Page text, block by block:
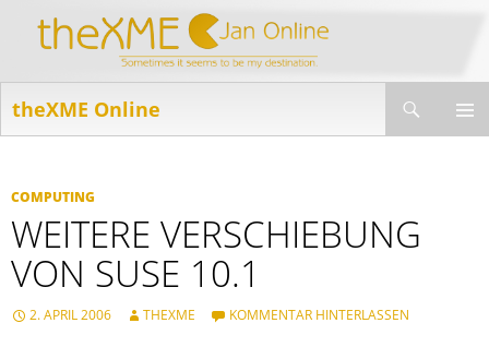
theXME Online
COMPUTING
WEITERE VERSCHIEBUNG
VON SUSE 10.1
2. APRIL 2006 THEXME KOMMENTAR HINTERLASSEN